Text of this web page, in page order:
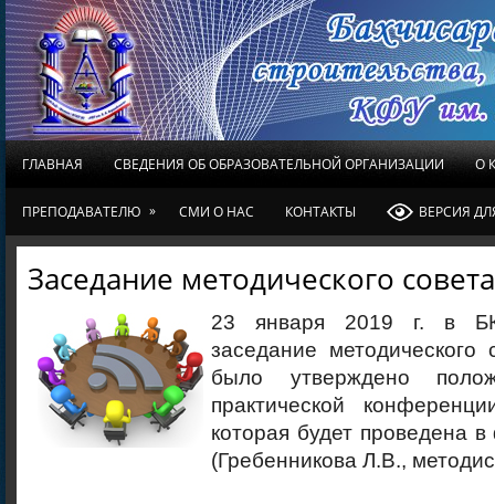
ГЛАВНАЯ СВЕДЕНИЯ ОБ ОБРАЗОВАТЕЛЬНОЙ ОРГАНИЗАЦИИ О
ПРЕПОДАВАТЕЛЮ » СМИ О НАС КОНТАКТЫ ВЕРСИЯ
Заседание методического совета
23 января 2019 г. в
заседание методического
было утверждено
практической
которая будет проведена
(Гребенникова Л.В.,